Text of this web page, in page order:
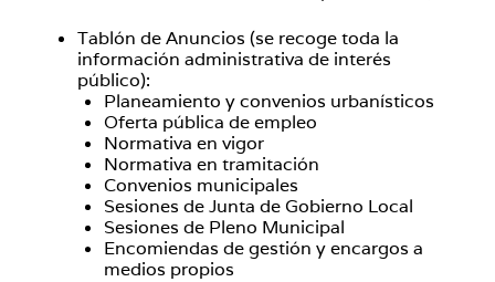
Tablón de Anuncios (se recoge toda la
información administrativa de interés
público):
Planeamiento y convenios urbanísticos
Oferta pública de empleo
Normativa en vigor
Normativa en tramitación
Convenios municipales
Sesiones de Junta de Gobierno Local
Sesiones de Pleno Municipal
Encomiendas de gestión y encargos a
medios propios